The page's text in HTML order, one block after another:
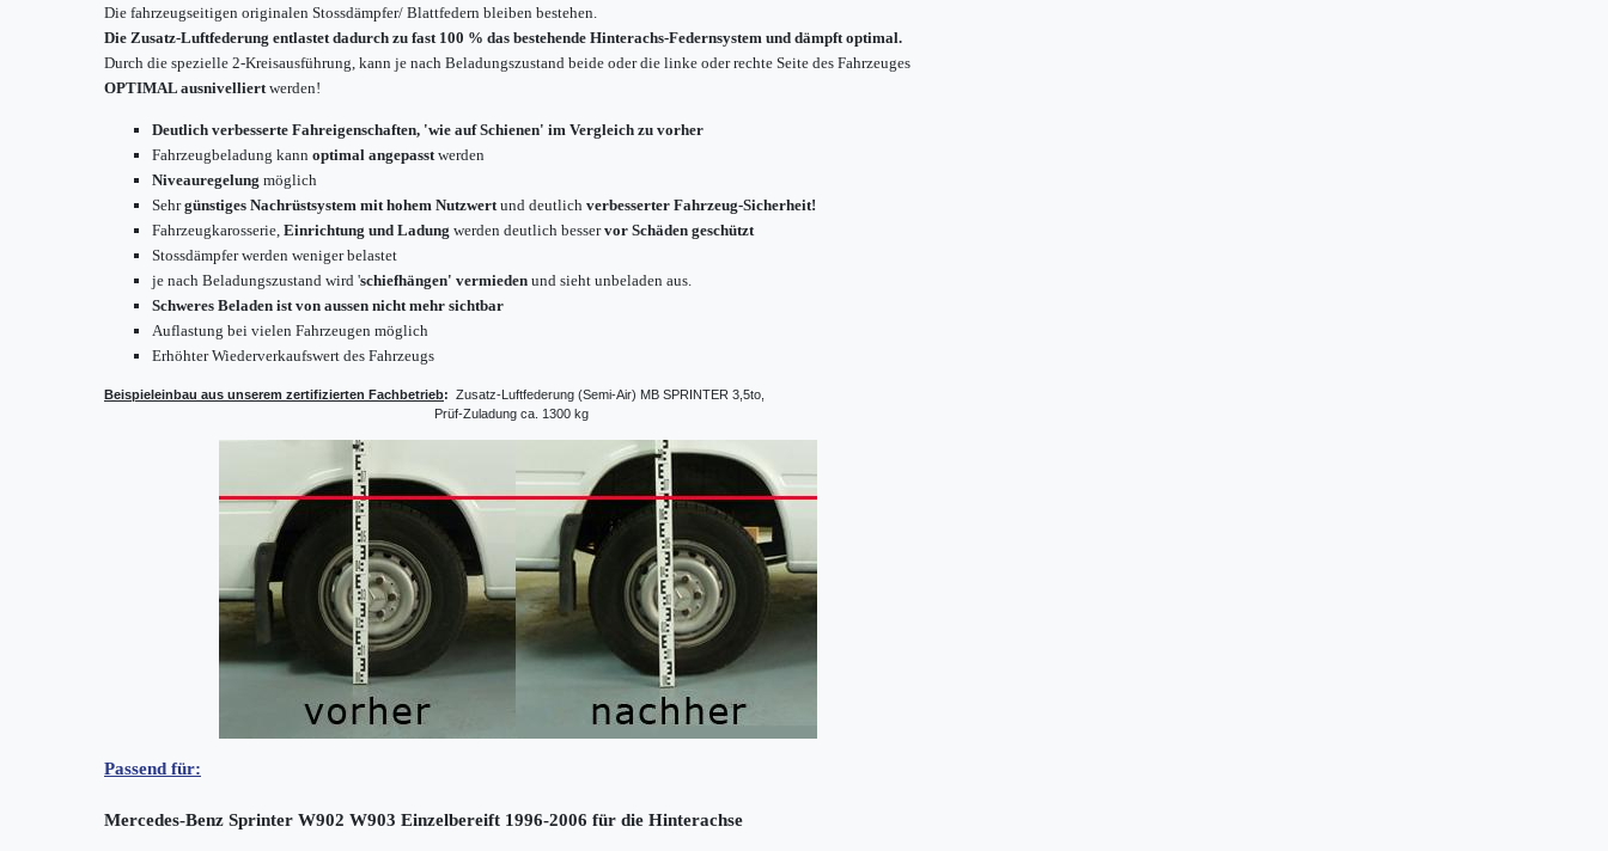
Die fahrzeugseitigen originalen Stossdämpfer/ Blattfedern bleiben bestehen.
Die Zusatz-Luftfederung entlastet dadurch zu fast 100 % das bestehende Hinterachs-Federnsystem und dämpft optimal.
Durch die spezielle 2-Kreisausführung, kann je nach Beladungszustand beide oder die linke oder rechte Seite des Fahrzeuges
OPTIMAL ausnivelliert werden!
Deutlich verbesserte Fahreigenschaften, 'wie auf Schienen' im Vergleich zu vorher
Fahrzeugbeladung kann optimal angepasst werden
Niveauregelung möglich
Sehrgünstiges Nachrüstsystem mit hohem Nutzwert und deutlich verbesserter Fahrzeug-Sicherheit!
Fahrzeugkarosserie, Einrichtung und Ladung werden deutlich besservor Schäden geschützt
Stossdämpfer werden weniger belastet
je nach Beladungszustand wird 'schiefhängen' vermieden und sieht unbeladen aus.
Schweres Beladen ist von aussen nicht mehr sichtbar
Auflastung bei vielen Fahrzeugen möglich
Erhöhter Wiederverkaufswert des Fahrzeugs
Beispieleinbau aus unserem zertifizierten Fachbetrieb: Zusatz-Luftfederung (Semi-Air) MB SPRINTER 3,5to,
Prüf-Zuladung ca. 1300 kg
Passend für:
Mercedes-Benz Sprinter W902 W903 Einzelbereift 1996-2006 für die Hinterachse